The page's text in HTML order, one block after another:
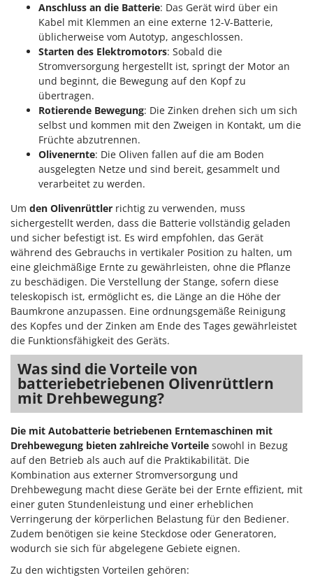
Anschluss an die Batterie: Das Gerät wird über ein
Kabel mit Klemmen an eine externe 12-V-Batterie,
üblicherweise vom Autotyp, angeschlossen.
Starten des Elektromotors: Sobald die
Stromversorgung hergestellt ist, springt der Motor an
und beginnt, die Bewegung auf den Kopf zu
übertragen.
Rotierende Bewegung: Die Zinken drehen sich um sich
selbst und kommen mit den Zweigen in Kontakt, um die
Früchte abzutrennen.
Olivenernte: Die Oliven fallen auf die am Boden
ausgelegten Netze und sind bereit, gesammelt und
verarbeitet zu werden.
Um den Olivenrüttler richtig zu verwenden, muss
sichergestellt werden, dass die Batterie vollständig geladen
und sicher befestigt ist. Es wird empfohlen, das Gerät
während des Gebrauchs in vertikaler Position zu halten, um
eine gleichmäßige Ernte zu gewährleisten, ohne die Pflanze
zu beschädigen. Die Verstellung der Stange, sofern diese
teleskopisch ist, ermöglicht es, die Länge an die Höhe der
Baumkrone anzupassen. Eine ordnungsgemäße Reinigung
des Kopfes und der Zinken am Ende des Tages gewährleistet
die Funktionsfähigkeit des Geräts.
Was sind die Vorteile von
batteriebetriebenen Olivenrüttlern
mit Drehbewegung?
Die mit Autobatterie betriebenen Erntemaschinen mit
Drehbewegung bieten zahlreiche Vorteile sowohl in Bezug
auf den Betrieb als auch auf die Praktikabilität. Die
Kombination aus externer Stromversorgung und
Drehbewegung macht diese Geräte bei der Ernte effizient, mit
einer guten Stundenleistung und einer erheblichen
Verringerung der körperlichen Belastung für den Bediener.
Zudem benötigen sie keine Steckdose oder Generatoren,
wodurch sie sich für abgelegene Gebiete eignen.
Zu den wichtigsten Vorteilen gehören: